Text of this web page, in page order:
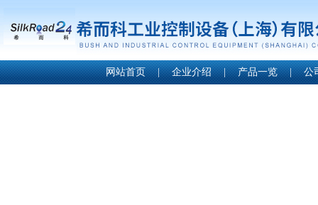
网站首页 | 企业介绍 | 产品一览 | 公